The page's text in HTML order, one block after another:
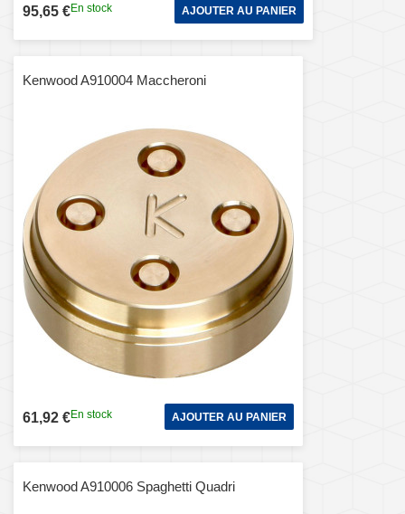
95,65 €En stock AJOUTER AU PANIER
Kenwood A910004 Maccheroni
61,92 €En stock AJOUTER AU PANIER
Kenwood A910006 Spaghetti Quadri